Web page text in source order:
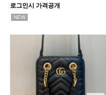
로그인시 가격공개
NEW